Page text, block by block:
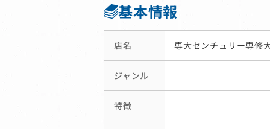
基本情報
店名 専大センチュリー専修
ジャンル
特徴